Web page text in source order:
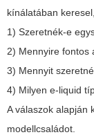
kínálatában
1) Szeretnék-e
2) Mennyire fontos
3) Mennyit
4) Milyen e-liquid
A válaszok alapján
modellcsaládot.